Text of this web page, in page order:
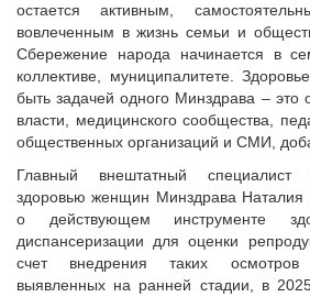
Семинары Совета
Издания Совета
Вопрос-ответ
ВАРМСУ
Новости ВАРМСУ
НАСЕЛЕНИЕ И МСУ
Новости ТОС
Лучшие практики ТОС
ЮРИДИЧЕСКИЙ СОВЕТ
остается активным,
вовлеченным в жизнь семьи и
Сбережение народа начинается в
коллективе, муниципалитете.
быть задачей одного Минздрава – это
власти, медицинского сообщества,
общественных организаций и СМИ,
Главный внештатный специалист
здоровью женщин Минздрава Наталия
о действующем инструменте
диспансеризации для оценки
счет внедрения таких осмотров
выявленных на ранней стадии, в